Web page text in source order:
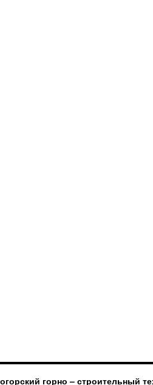
горно – строительный